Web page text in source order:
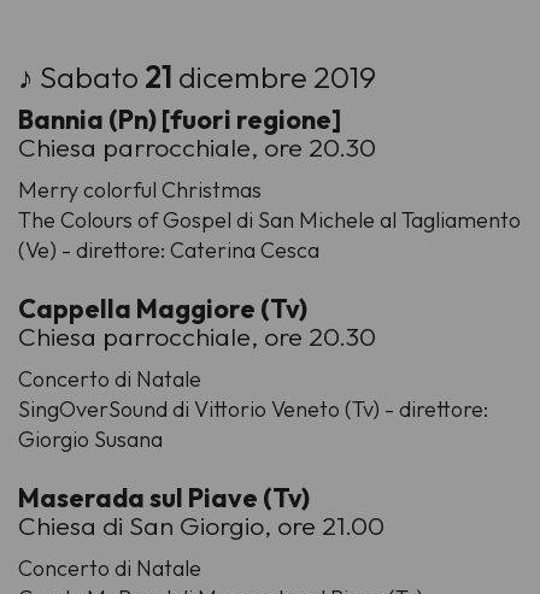
♪ Sabato 21 dicembre 2019
Bannia (Pn) [fuori regione]
Chiesa parrocchiale, ore 20.30
Merry colorful Christmas
The Colours of Gospel di San Michele al Tagliamento
(Ve) - direttore: Caterina Cesca
Cappella Maggiore (Tv)
Chiesa parrocchiale, ore 20.30
Concerto di Natale
SingOverSound di Vittorio Veneto (Tv) - direttore:
Giorgio Susana
Maserada sul Piave (Tv)
Chiesa di San Giorgio, ore 21.00
Concerto di Natale